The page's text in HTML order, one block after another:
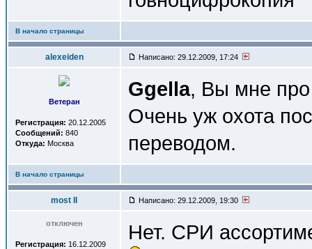
В начало страницы
alexeiden Написано: 29.12.2009, 17:24
Ветеран
Регистрация: 20.12.2005
Сообщений: 840
Откуда: Москва
Ggella, Вы мне про
Очень уж охота
переводом.
В начало страницы
most II Написано: 29.12.2009, 19:30
отключен
Регистрация: 16.12.2009
Нет. СРИ